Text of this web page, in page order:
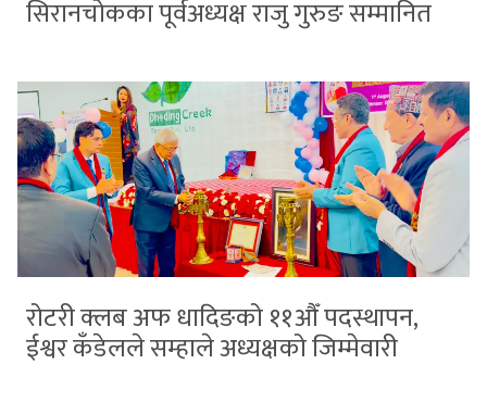
सिरानचोकका पूर्वअध्यक्ष राजु गुरुङ सम्मानित
रोटरी क्लब अफ धादिङको ११औँ पदस्थापन,
ईश्वर कँडेलले सम्हाले अध्यक्षको जिम्मेवारी